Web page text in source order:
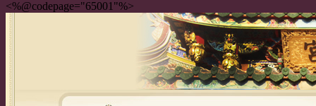
<%@codepage="65001"%>